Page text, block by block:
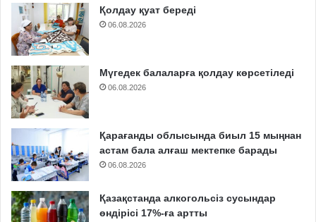
Қолдау қуат береді
06.08.2026
Мүгедек балаларға қолдау көрсетіледі
06.08.2026
Қарағанды облысында биыл 15 мыңнан
астам бала алғаш мектепке барады
06.08.2026
Қазақстанда алкогольсіз сусындар
өндірісі 17%-ға артты